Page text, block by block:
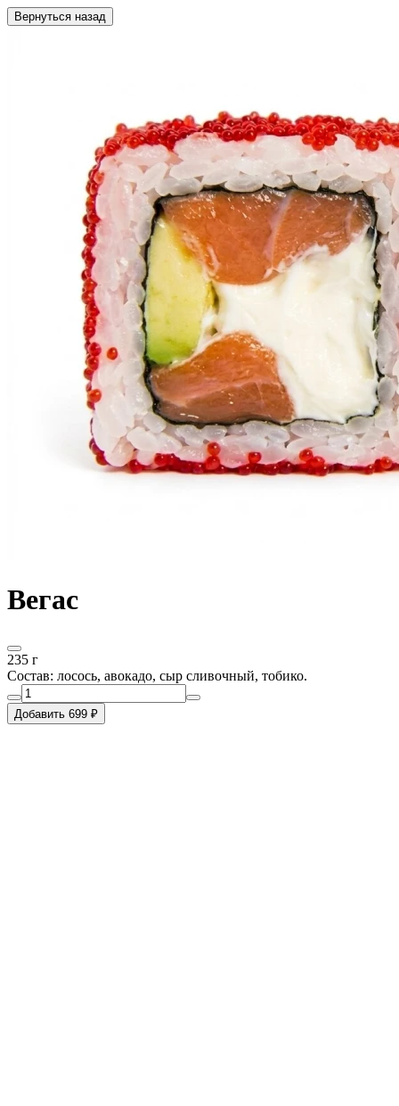
Вернуться назад
Вегас
235 г
Состав: лосось, авокадо, сыр сливочный, тобико.
Добавить 699 ₽